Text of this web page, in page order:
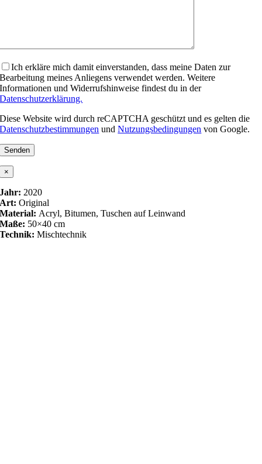
lasse dieses Feld leer.
Ich erkläre mich damit einverstanden, dass meine Daten zur
Bearbeitung meines Anliegens verwendet werden. Weitere
Informationen und Widerrufshinweise findest du in der
Datenschutzerklärung.
Diese Website wird durch reCAPTCHA geschützt und es gelten die
Datenschutzbestimmungen undNutzungsbedingungen von Google.
×
Jahr: 2020
Art:Original
Material: Acryl, Bitumen, Tuschen auf Leinwand
Maße: 50×40 cm
Technik:Mischtechnik